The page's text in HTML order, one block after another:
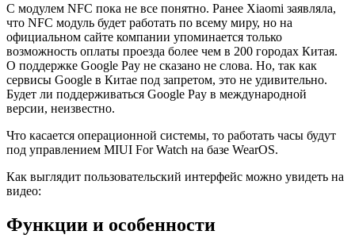
С модулем NFC пока не все понятно. Ранее Xiaomi заявляла,
что NFC модуль будет работать по всему миру, но на
официальном сайте компании упоминается только
возможность оплаты проезда более чем в 200 городах Китая.
О поддержке Google Pay не сказано не слова. Но, так как
сервисы Google в Китае под запретом, это не удивительно.
Будет ли поддерживаться Google Pay в международной
версии, неизвестно.
Что касается операционной системы, то работать часы будут
под управлением MIUI For Watch на базе WearOS.
Как выглядит пользовательский интерфейс можно увидеть на
видео:
Функции и особенности